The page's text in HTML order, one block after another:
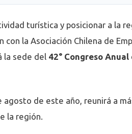
turística y posicionar a la
con la Asociación Chilena de
la sede del 42° Congreso Anual
de este año, reunirá a
la región.